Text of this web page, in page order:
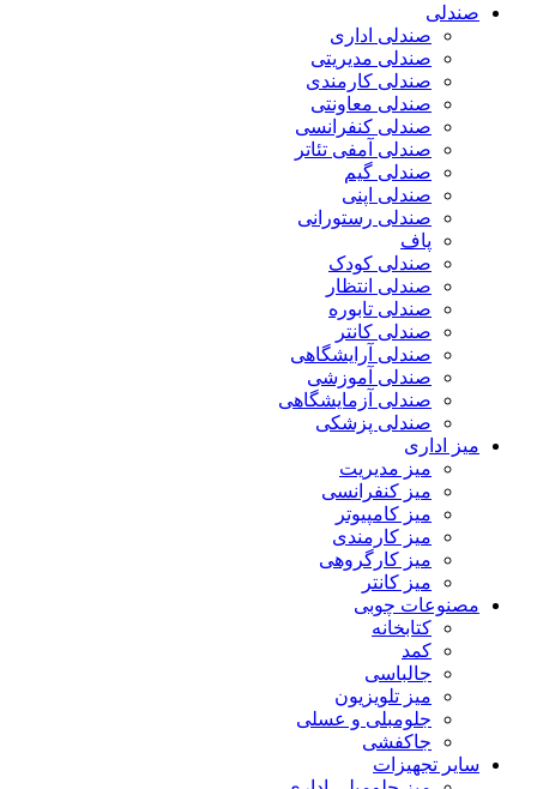
صندلی
صندلی اداری
صندلی مدیریتی
صندلی کارمندی
صندلی معاونتی
صندلی کنفرانسی
صندلی آمفی تئاتر
صندلی گیم
صندلی اپنی
صندلی رستورانی
پاف
صندلی کودک
صندلی انتظار
صندلی تابوره
صندلی کانتر
صندلی آرایشگاهی
صندلی آموزشی
صندلی آزمایشگاهی
صندلی پزشکی
میز اداری
میز مدیریت
میز کنفرانسی
میز کامپیوتر
میز کارمندی
میز کارگروهی
میز کانتر
مصنوعات چوبی
کتابخانه
کمد
جالباسی
میز تلویزیون
جلومبلی و عسلی
جاکفشی
سایر تجهیزات